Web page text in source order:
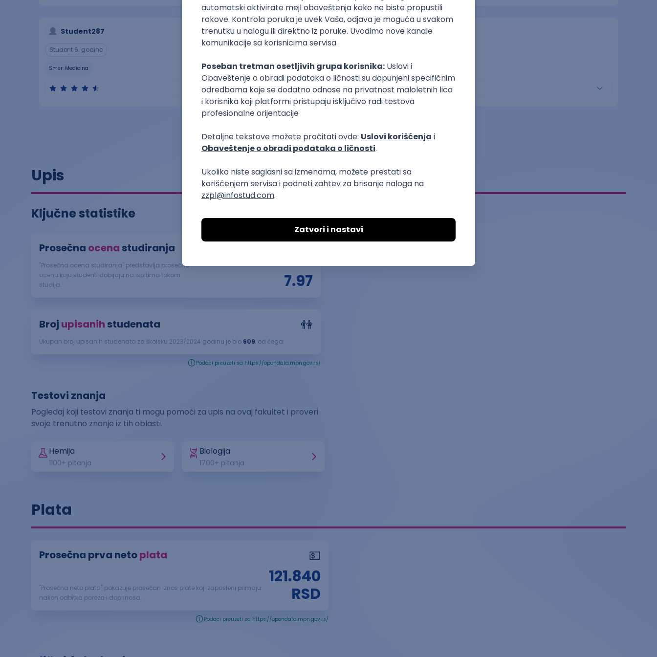
Student287
Student 6. godine
Smer: Medicina
Upis
Ključne statistike
Prosečna ocenastudiranja
"Prosečna ocena studiranja" predstavlja prosečnu
ocenu koju studenti dobijaju na ispitima tokom
studija.
7.97
Broj upisanihstudenata 👫
Ukupan broj upisanih studenata za školsku 2023/2024 godinu je bio 609, od čega:
Podaci preuzeti sa https://opendata.mpn.gov.rs/
Testovi znanja
Pogledaj koji testovi znanja ti mogu pomoći za upis na ovaj fakultet i proveri
svoje trenutno znanje iz tih oblasti.
Hemija
1100+ pitanja
Biologija
1700+ pitanja
Plata
Prosečna prva netoplata 💵
"Prosečna neto plata" pokazuje prosečan iznos plate koji zaposleni primaju
nakon odbitka poreza i doprinosa.
121.840
RSD
Podaci preuzeti sa https://opendata.mpn.gov.rs/